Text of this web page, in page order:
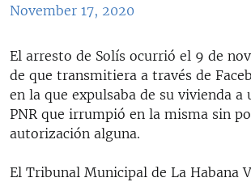
November 17, 2020
El arresto de Solís ocurrió el 9 de
de que transmitiera a través de
en la que expulsaba de su vivienda a
PNR que irrumpió en la misma sin
autorización alguna.
El Tribunal Municipal de La Habana